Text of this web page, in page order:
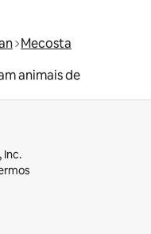
Mecosta
animais de
Inc.